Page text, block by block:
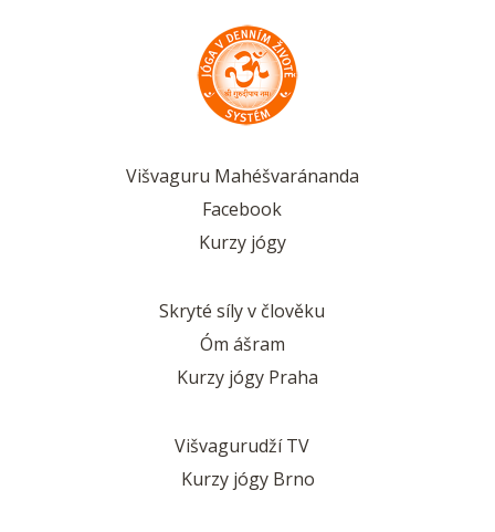
Višvaguru Mahéšvaránanda
Facebook
Kurzy jógy
Skryté síly v člověku
Óm ášram
Kurzy jógy Praha
Višvagurudží TV
Kurzy jógy Brno